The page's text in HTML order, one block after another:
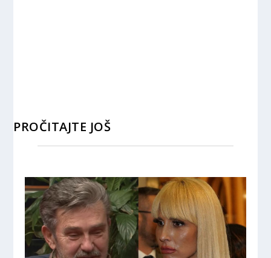
PROČITAJTE JOŠ